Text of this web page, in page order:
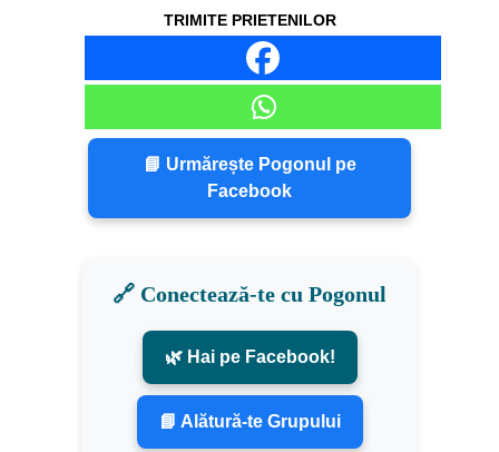
TRIMITE PRIETENILOR
📘 Urmărește Pogonul pe
Facebook
🔗 Conectează-te cu Pogonul
🌿 Hai pe Facebook!
📘 Alătură-te Grupului